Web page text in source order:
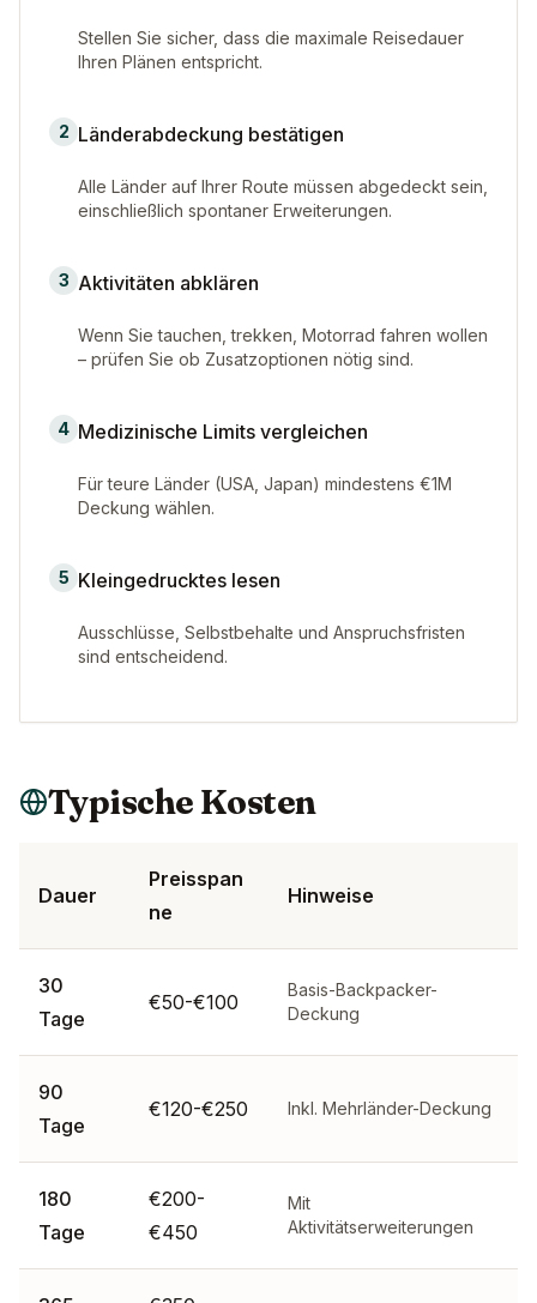
Stellen Sie sicher, dass die maximale Reisedauer
Ihren Plänen entspricht.
2 Länderabdeckung bestätigen
Alle Länder auf Ihrer Route müssen abgedeckt sein,
einschließlich spontaner Erweiterungen.
3 Aktivitäten abklären
Wenn Sie tauchen, trekken, Motorrad fahren wollen
– prüfen Sie ob Zusatzoptionen nötig sind.
4 Medizinische Limits vergleichen
Für teure Länder (USA, Japan) mindestens €1M
Deckung wählen.
5 Kleingedrucktes lesen
Ausschlüsse, Selbstbehalte und Anspruchsfristen
sind entscheidend.
Typische Kosten
Dauer
Preisspan
ne
Hinweise
30
Tage
€50-€100
Basis-Backpacker-
Deckung
90
Tage
€120-€250 Inkl. Mehrländer-Deckung
180
Tage
€200-
€450
Mit
Aktivitätserweiterungen